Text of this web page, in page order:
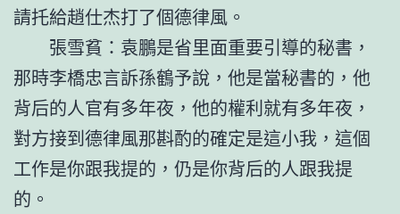
請托給趙仕杰打了個德律風。
張雪貧：袁鵬是省里面重要引導的秘書，
那時李橋忠言訴孫鶴予說，他是當秘書的，他
背后的人官有多年夜，他的權利就有多年夜，
對方接到德律風那斟酌的確定是這小我，這個
工作是你跟我提的，仍是你背后的人跟我提
的。